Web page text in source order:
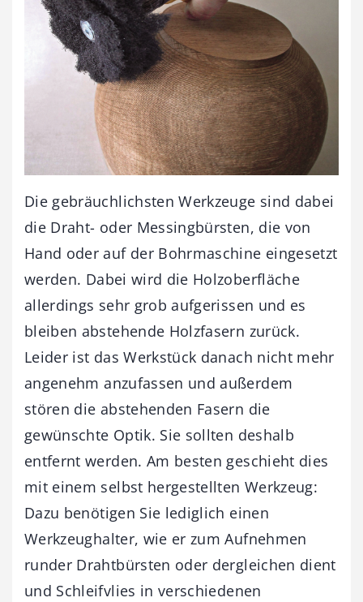
Die gebräuchlichsten Werkzeuge sind dabei
die Draht- oder Messingbürsten, die von
Hand oder auf der Bohrmaschine eingesetzt
werden. Dabei wird die Holzoberfläche
allerdings sehr grob aufgerissen und es
bleiben abstehende Holzfasern zurück.
Leider ist das Werkstück danach nicht mehr
angenehm anzufassen und außerdem
stören die abstehenden Fasern die
gewünschte Optik. Sie sollten deshalb
entfernt werden. Am besten geschieht dies
mit einem selbst hergestellten Werkzeug:
Dazu benötigen Sie lediglich einen
Werkzeughalter, wie er zum Aufnehmen
runder Drahtbürsten oder dergleichen dient
und Schleifvlies in verschiedenen